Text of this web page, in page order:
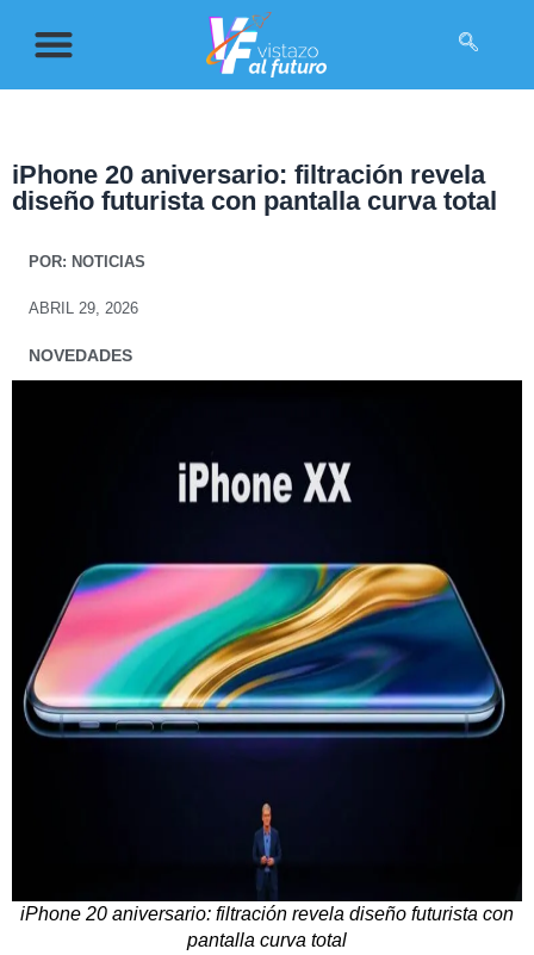
iPhone 20 aniversario: filtración revela
diseño futurista con pantalla curva total
POR: NOTICIAS
ABRIL 29, 2026
NOVEDADES
iPhone 20 aniversario: filtración revela diseño futurista con
pantalla curva total